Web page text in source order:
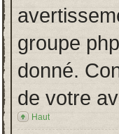
groupe
donné.
de votre
Haut